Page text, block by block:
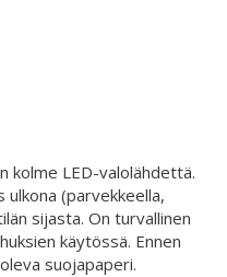
kolme LED-valolähdettä.
(parvekkeella,
sijasta. On turvallinen
käytössä. Ennen
suojapaperi.